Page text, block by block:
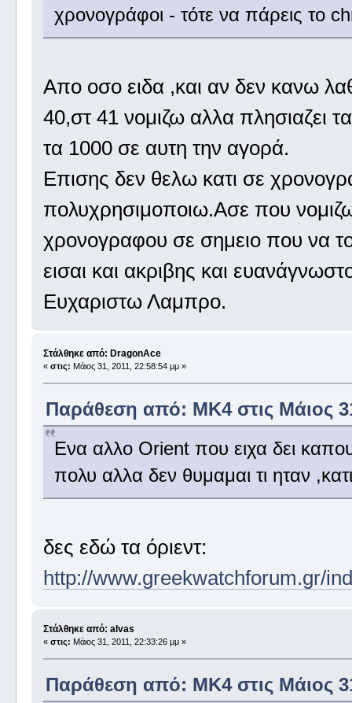
χρονογράφοι - τότε να πάρεις το
Απο οσο ειδα ,και αν δεν κανω
40,στ 41 νομιζω αλλα
τα 1000 σε αυτη την αγορά.
Επισης δεν θελω κατι σε
πολυχρησιμοποιω.Ασε που
χρονογραφου σε σημειο που να
εισαι και ακριβης και
Ευχαριστω Λαμπρο.
Στάλθηκε από: DragonAce
« στις: Μάιος 31, 2011, 22:58:54 μμ »
Παράθεση από: MK4 στις Μάιος
Ενα αλλο Οrient που ειχα δει
πολυ αλλα δεν θυμαμαι τι ηταν
δες εδώ τα όριεντ:
http://www.greekwatchforum.gr/
Στάλθηκε από: alvas
« στις: Μάιος 31, 2011, 22:33:26 μμ »
Παράθεση από: MK4 στις Μάιος